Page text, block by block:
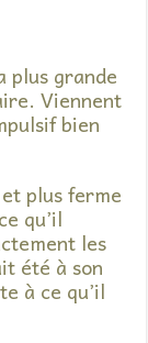
plus grande
Viennent
bien
plus ferme
qu’il
les
été à son
à ce qu’il